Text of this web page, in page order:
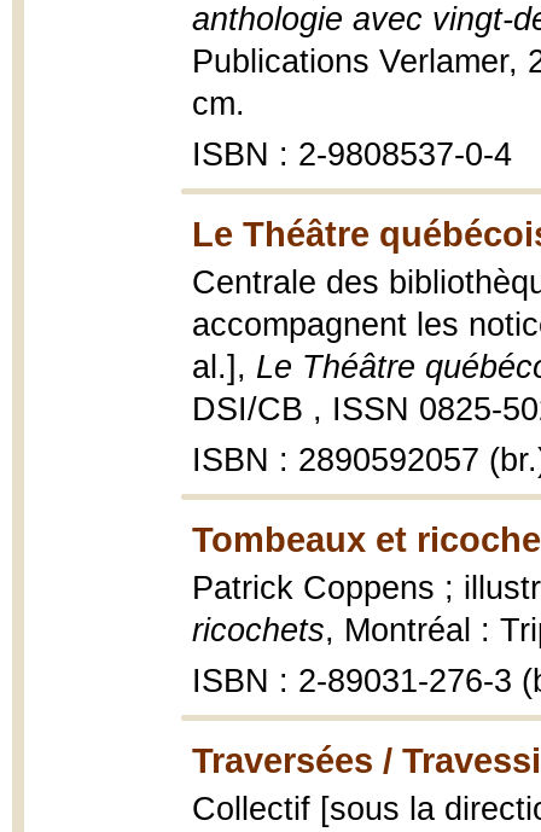
anthologie avec vingt-
Publications Verlamer,
cm.
ISBN : 2-9808537-0-4
Le Théâtre
Centrale des
accompagnent les
al.], Le Théâtre
DSI/CB , ISSN 0825-
ISBN : 2890592057
Tombeaux et
Patrick Coppens ;
ricochets, Montréal :
ISBN : 2-89031-276-3
Traversées /
Collectif [sous la